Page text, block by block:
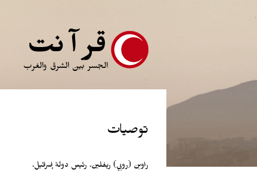
توصيات
راوبن (روبي) ريفلين. رئيس دولة إسرائيل.